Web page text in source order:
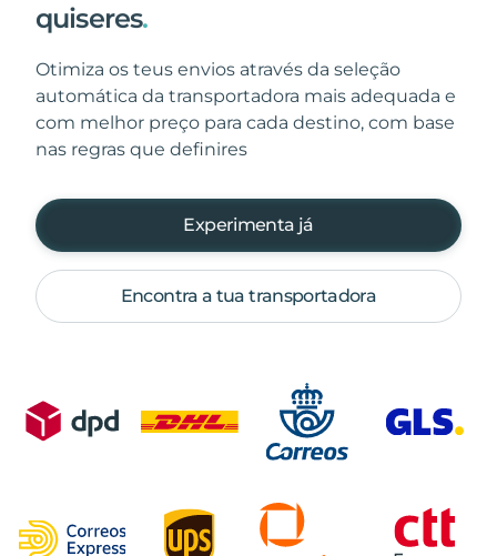
quiseres.
Otimiza os teus envios através da seleção
automática da transportadora mais adequada e
com melhor preço para cada destino, com base
nas regras que definires
Experimenta já
Encontra a tua transportadora